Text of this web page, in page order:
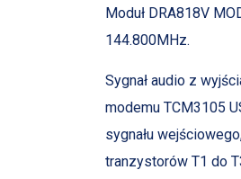
Moduł DRA818V
144.800MHz.
Sygnał audio z
modemu TCM3105
sygnału
tranzystorów T1 do